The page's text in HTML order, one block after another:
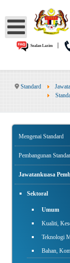
Soalan Lazim|
Standard
Mengenai Standard
Pembangunan
Jawatankuasa
Sektoral
Umum
Kualiti,
Teknologi
Bahan,